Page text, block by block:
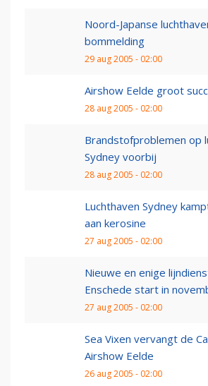
Noord-Japanse
bommelding
29 aug 2005 - 02:00
Airshow Eelde groot
28 aug 2005 - 02:00
Brandstofproblemen op
Sydney voorbij
28 aug 2005 - 02:00
Luchthaven Sydney
aan kerosine
27 aug 2005 - 02:00
Nieuwe en enige
Enschede start in
27 aug 2005 - 02:00
Sea Vixen vervangt de
Airshow Eelde
26 aug 2005 - 02:00